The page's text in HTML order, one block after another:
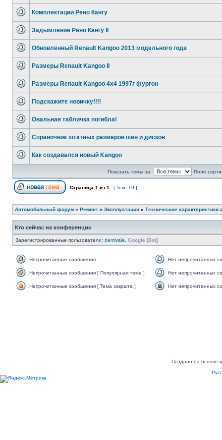
Комплектации Рено Кангу
Задымление Рено Кангу II
Обновленный Renault Kangoo 2013 модельного года
Размеры Renault Kangoo II
Размеры Renault Kangoo 4x4 1997г фургон
Подскажите новичку!!!!
Овальная табличка погибла!
Справочник штатных размеров шин и дисков
Как создавался новый Kangoo
Показать темы за: Поле
Страница 1 из 1 [ Тем: 19 ]
Автомобильный форум » Ремонт и Эксплуатация » Технические характеристики
Кто сейчас на конференции
Зарегистрированные пользователи: demivale Google [Bot]
Непрочитанные сообщения Нет непрочитанных
Непрочитанные сообщения [ Популярная тема ] Нет непрочитанных
Непрочитанные сообщения [ Тема закрыта ] Нет непрочитанных
Создано на основе